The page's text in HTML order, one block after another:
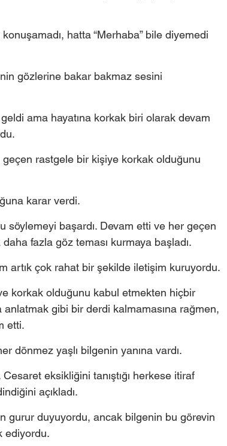
hatta “Merhaba” bile diyemedi
gözlerine bakar bakmaz sesini
ama hayatına korkak biri olarak devam
rastgele bir kişiye korkak olduğunu
karar verdi.
başardı. Devam etti ve her geçen
fazla göz teması kurmaya başladı.
artık çok rahat bir şekilde iletişim kuruyordu.
korkak olduğunu kabul etmekten hiçbir
gibi bir derdi kalmamasına rağmen,
etti.
dönmez yaşlı bilgenin yanına vardı.
eksikliğini tanıştığı herkese itiraf
açıkladı.
gurur duyuyordu, ancak bilgenin bu görevin
ediyordu.